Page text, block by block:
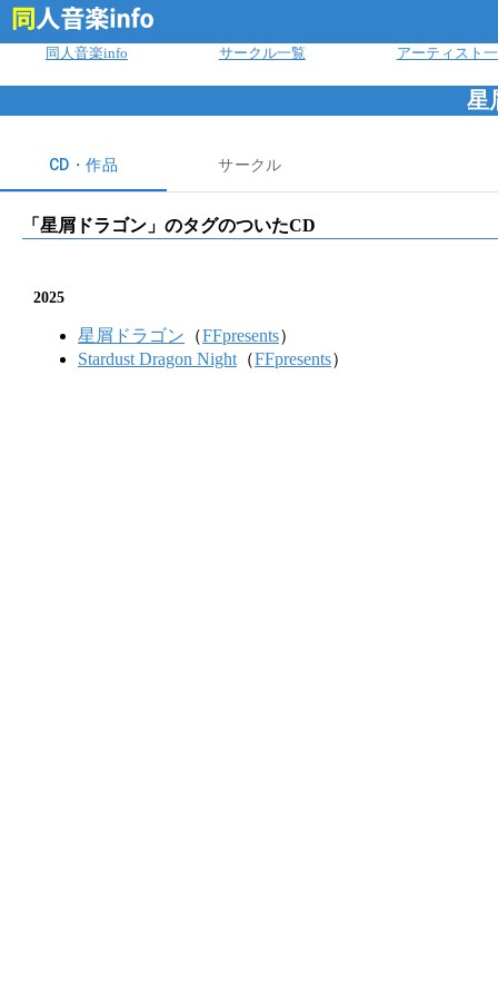
同人音楽info サークル一覧 アーティスト
星
CD・作品 サークル
「 星屑ドラゴン 」のタグのついたCD
2025
星屑ドラゴン （FFpresents）
Stardust Dragon Night （FFpresents）